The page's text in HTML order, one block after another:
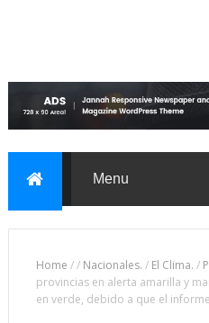
Home // Nacionales. / El Clima. /
provincias en alerta amarilla y
en verde, debido a que el